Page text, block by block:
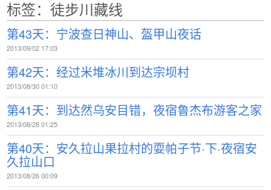
标签：徒步川藏线
第43天：宁波查日神山、盔甲山夜话
2013/09/02 17:03
第42天：经过米堆冰川到达宗坝村
2013/08/30 01:10
第41天：到达然乌安目错，夜宿鲁杰布游客之家
2013/08/28 01:25
第40天：安久拉山果拉村的耍帕子节·下·夜宿安
久拉山口
2013/08/26 00:09